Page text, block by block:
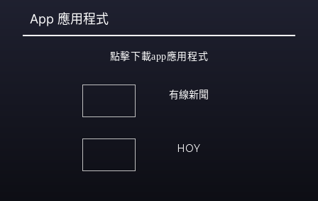
App 應用程式
點擊下載app應用程式
有線新聞
HOY